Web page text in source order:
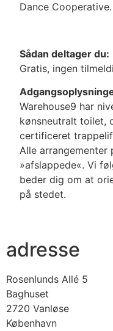
Dance Cooperative.
Sådan deltager du:
Gratis, ingen
Warehouse9 har
kønsneutralt toilet,
certificeret
Alle arrangementer
»afslappede«. Vi
beder dig om at
på stedet.
adresse
Rosenlunds Allé 5
Baghuset
2720 Vanløse
København